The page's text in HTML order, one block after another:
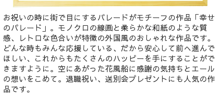
お祝いの時に街で目にするパレードがモチーフの作品「幸せ
のパレード」。モノクロの線画と柔らかな和紙のような質
感、レトロな色合いが特徴の外国風のおしゃれな作品です。
どんな時もみんな応援している、だから安心して前へ進んで
ほしい、これからもたくさんのハッピーを手にすることがで
きますように。空にあがった花風船に感謝の気持ちとエール
の想いをこめて。退職祝い、送別会プレゼントにも人気の作
品です。